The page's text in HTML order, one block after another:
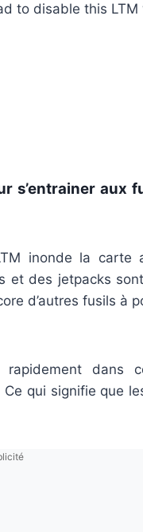
to disable this
s’entrainer aux
inonde la carte
et des jetpacks
d’autres fusils à
dans
qui signifie que